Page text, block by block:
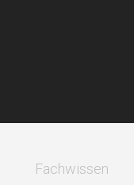
Fachwissen